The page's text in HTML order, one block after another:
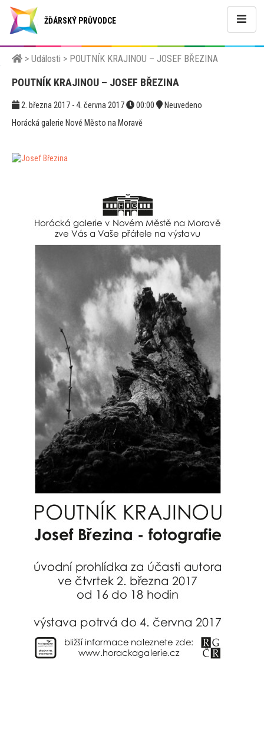
ŽĎÁRSKÝ PRŮVODCE
> Události > POUTNÍK KRAJINOU – JOSEF BŘEZINA
POUTNÍK KRAJINOU – JOSEF BŘEZINA
2. března 2017 - 4. června 2017 00:00
Neuvedeno
Horácká galerie Nové Město na Moravě